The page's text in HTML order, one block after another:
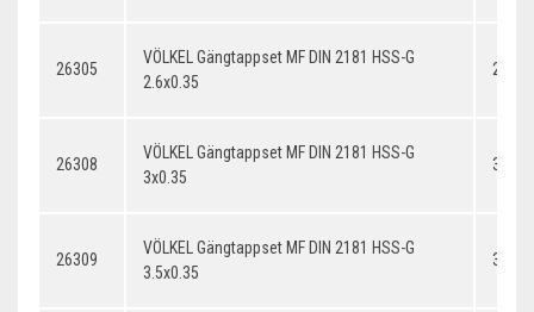
26305
VÖLKEL Gängtappset MF DIN 2181 HSS-G
2.6x0.35
26308
VÖLKEL Gängtappset MF DIN 2181 HSS-G
3x0.35
26309
VÖLKEL Gängtappset MF DIN 2181 HSS-G
3.5x0.35